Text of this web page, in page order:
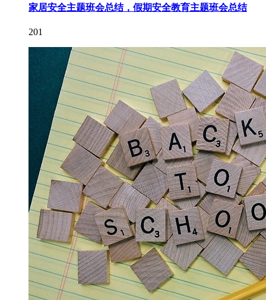
家居安全主题班会总结，假期安全教育主题班会总结
201